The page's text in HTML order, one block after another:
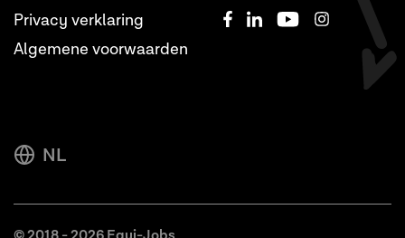
Privacy verklaring
Algemene voorwaarden
NL